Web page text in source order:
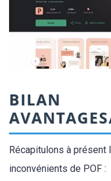
BILAN
Récapitulons à présent
inconvénients de POF :